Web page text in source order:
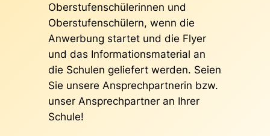
Oberstufenschülerinnen und
Oberstufenschülern, wenn die
Anwerbung startet und die Flyer
und das Informationsmaterial an
die Schulen geliefert werden. Seien
Sie unsere Ansprechpartnerin bzw.
unser Ansprechpartner an Ihrer
Schule!